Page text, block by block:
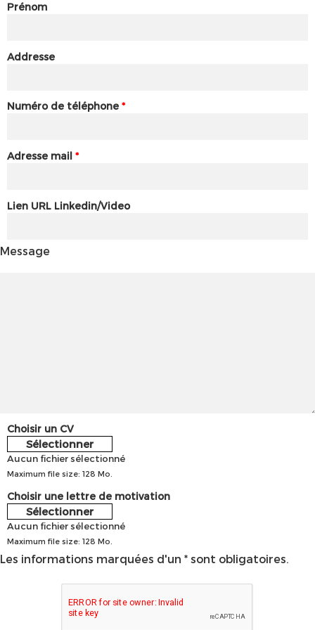
Prénom
Addresse
Numéro de téléphone *
Adresse mail *
Lien URL Linkedin/Video
Message
Choisir un CV
Sélectionner
Aucun fichier sélectionné
Maximum file size: 128 Mo.
Choisir une lettre de motivation
Sélectionner
Aucun fichier sélectionné
Maximum file size: 128 Mo.
Les informations marquées d'un * sont obligatoires.